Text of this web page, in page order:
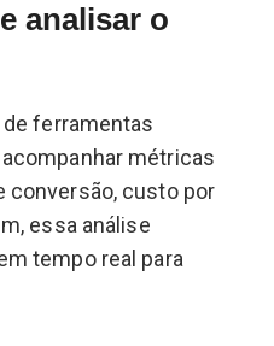
analisar o
ferramentas
métricas
conversão, custo por
essa análise
tempo real para